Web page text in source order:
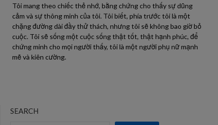
Tôi mang theo chiếc thẻ nhớ, bằng chứng cho thấy sự dũng
cảm và sự thông minh của tôi. Tôi biết, phía trước tôi là một
chặng đường dài đầy thử thách, nhưng tôi sẽ không bao giờ bỏ
cuộc. Tôi sẽ sống một cuộc sống thật tốt, thật hạnh phúc, để
chứng minh cho mọi người thấy, tôi là một người phụ nữ mạnh
mẽ và kiên cường.
SEARCH